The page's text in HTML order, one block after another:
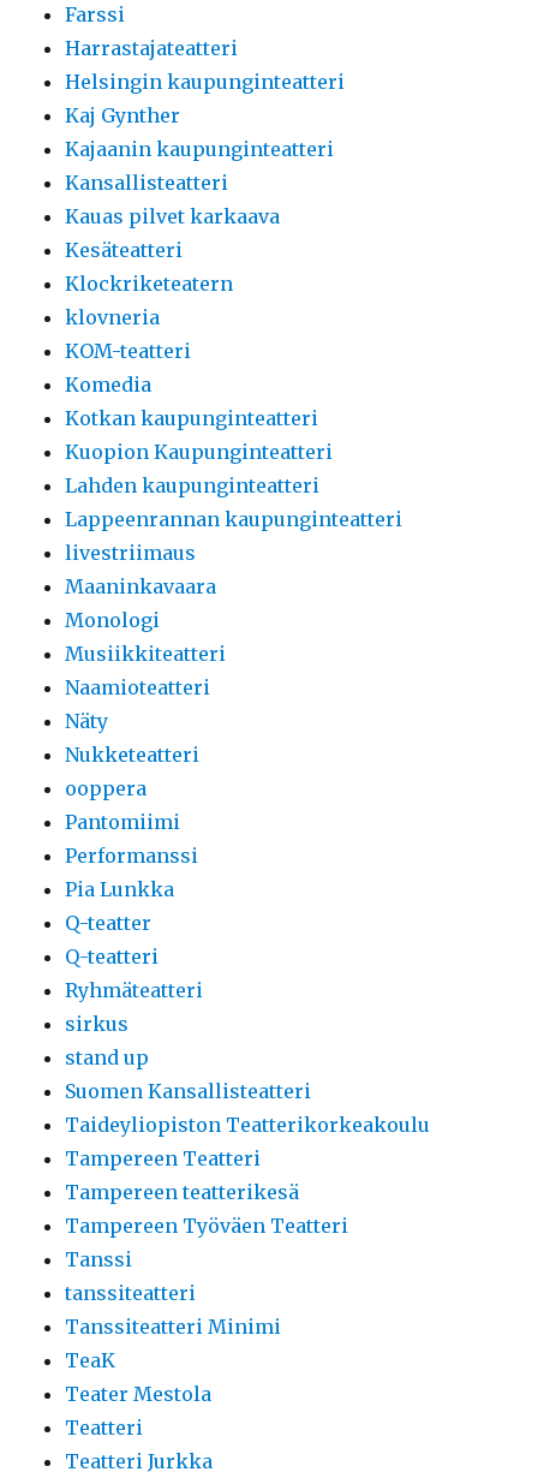
Farssi
Harrastajateatteri
Helsingin kaupunginteatteri
Kaj Gynther
Kajaanin kaupunginteatteri
Kansallisteatteri
Kauas pilvet karkaava
Kesäteatteri
Klockriketeatern
klovneria
KOM-teatteri
Komedia
Kotkan kaupunginteatteri
Kuopion Kaupunginteatteri
Lahden kaupunginteatteri
Lappeenrannan kaupunginteatteri
livestriimaus
Maaninkavaara
Monologi
Musiikkiteatteri
Naamioteatteri
Näty
Nukketeatteri
ooppera
Pantomiimi
Performanssi
Pia Lunkka
Q-teatter
Q-teatteri
Ryhmäteatteri
sirkus
stand up
Suomen Kansallisteatteri
Taideyliopiston Teatterikorkeakoulu
Tampereen Teatteri
Tampereen teatterikesä
Tampereen Työväen Teatteri
Tanssi
tanssiteatteri
Tanssiteatteri Minimi
TeaK
Teater Mestola
Teatteri
Teatteri Jurkka